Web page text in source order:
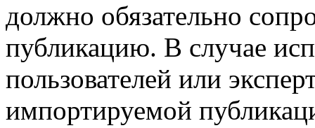
должно обязательно
публикацию. В случае
пользователей или
импортируемой